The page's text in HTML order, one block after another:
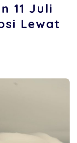
11 Juli
Lewat